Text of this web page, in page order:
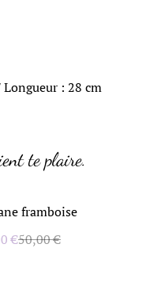
: 28 cm
te plaire.
framboise
€50,00 €